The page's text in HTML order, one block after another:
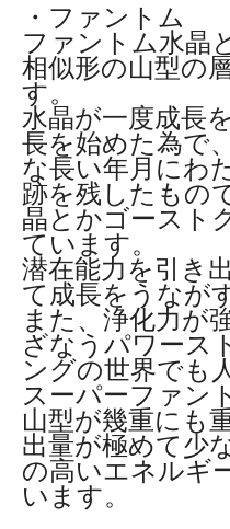
・ファントム
ファントム水晶
相似形の山型の
す。
水晶が一度成長
長を始めた為で
な長い年月にわ
跡を残したもの
晶とかゴースト
ています。
潜在能力を引き
て成長をうなが
また、浄化力が
ざなうパワース
ングの世界でも
スーパーファン
山型が幾重にも
出量が極めて少
の高いエネルギ
います。